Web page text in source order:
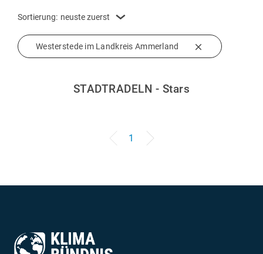
Westerstede im Landkreis Ammerland
Sortierung: neuste zuerst
STADTRADELN - Stars
1